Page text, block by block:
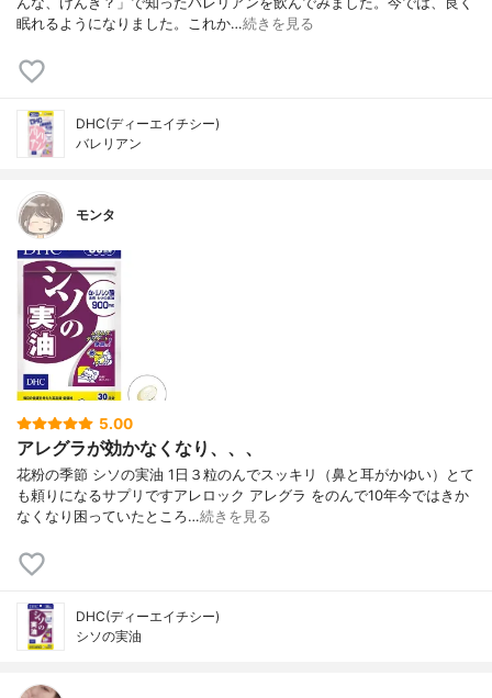
眠れるようになりました。これか…続きを見る
DHC(ディーエイチシー)
バレリアン
モンタ
5.00
アレグラが効かなくなり、、、
花粉の季節 シソの実油 1日３粒のんでスッキリ（鼻と耳がかゆい）とて
も頼りになるサプリですアレロック アレグラ をのんで10年今ではきか
なくなり困っていたところ…続きを見る
DHC(ディーエイチシー)
シソの実油